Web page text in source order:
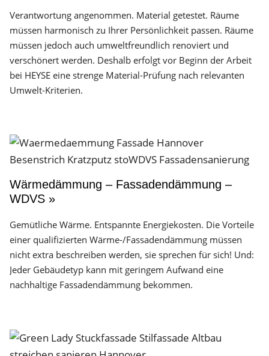
Verantwortung angenommen. Material getestet. Räume
müssen harmonisch zu Ihrer Persönlichkeit passen. Räume
müssen jedoch auch umweltfreundlich renoviert und
verschönert werden. Deshalb erfolgt vor Beginn der Arbeit
bei HEYSE eine strenge Material-Prüfung nach relevanten
Umwelt-Kriterien.
Wärmedämmung – Fassadendämmung –
WDVS »
Gemütliche Wärme. Entspannte Energiekosten. Die Vorteile
einer qualifizierten Wärme-/Fassadendämmung müssen
nicht extra beschreiben werden, sie sprechen für sich! Und:
Jeder Gebäudetyp kann mit geringem Aufwand eine
nachhaltige Fassadendämmung bekommen.